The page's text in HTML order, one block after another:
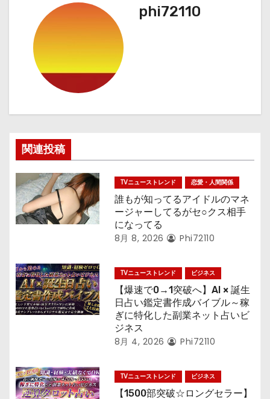
シ
ョ
phi72110
関連投稿
TVニューストレンド 恋愛・人間関係
誰もが知ってるアイドルのマネ
ージャーしてるがセ○クス相手
になってる
8月 8, 2026 Phi72110
TVニューストレンド ビジネス
【爆速で0→1突破へ】AI × 誕生
日占い鑑定書作成バイブル～稼
ぎに特化した副業ネット占いビ
ジネス
8月 4, 2026 Phi72110
TVニューストレンド ビジネス
【1500部突破☆ロングセラー】